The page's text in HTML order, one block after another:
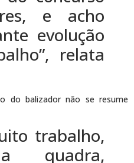
e acho
evolução
relata
do balizador não se resume
trabalho,
quadra,